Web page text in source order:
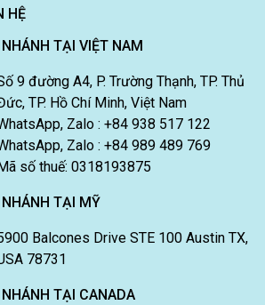
HỆ
TẠI VIỆT NAM
9 đường A4, P. Trường Thạnh, TP. Thủ
TP. Hồ Chí Minh, Việt Nam
Zalo : +84 938 517 122
Zalo : +84 989 489 769
Mã số thuế: 0318193875
TẠI MỸ
Balcones Drive STE 100 Austin TX,
78731
TẠI CANADA